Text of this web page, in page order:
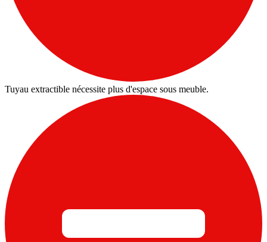
Tuyau extractible nécessite plus d'espace sous meuble.